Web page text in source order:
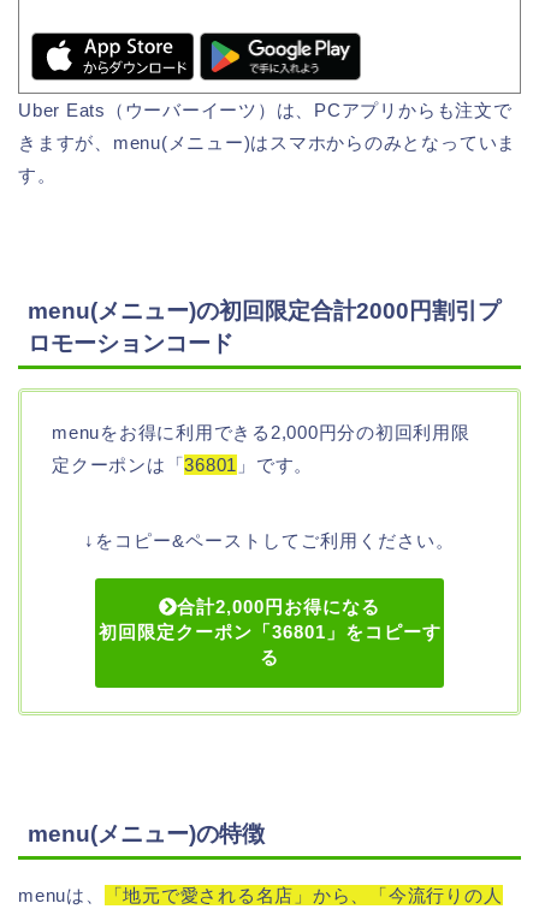
Uber Eats（ウーバーイーツ）は、PCアプリからも注文で
きますが、menu(メニュー)はスマホからのみとなっていま
す。
menu(メニュー)の初回限定合計2000円割引プ
ロモーションコード
menuをお得に利用できる2,000円分の初回利用限
定クーポンは「36801 」です。
↓をコピー&ペーストしてご利用ください。
合計2,000円お得になる
初回限定クーポン「36801」をコピーす
る
menu(メニュー)の特徴
menuは、
「地元で愛される名店」から、「今流行りの人